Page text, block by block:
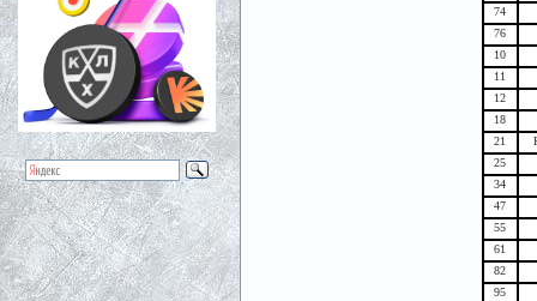
74
76
10
11
12
18
21
25
34
47
55
61
82
95